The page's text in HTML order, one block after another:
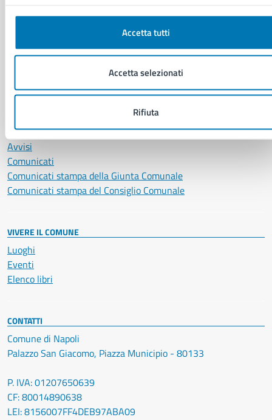
Accetta tutti
Accetta selezionati
Rifiuta
Giustizia e sicurezza pubblica
Servizi Cimiteriali
Notizie
Avvisi
Comunicati
Comunicati stampa della Giunta Comunale
Comunicati stampa del Consiglio Comunale
VIVERE IL COMUNE
Luoghi
Eventi
Elenco libri
CONTATTI
Comune di Napoli
Palazzo San Giacomo, Piazza Municipio - 80133
P. IVA: 01207650639
CF: 80014890638
LEI: 8156007FF4DEB97ABA09